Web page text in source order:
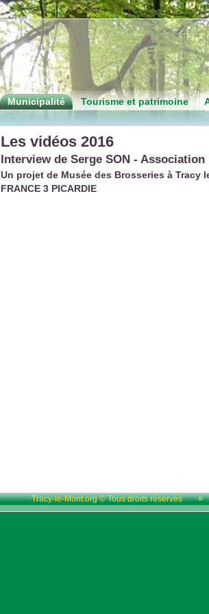
Municipalité Tourisme et patrimoine
Les vidéos 2016
Interview de Serge SON -
Un projet de Musée des Brosseries à Tracy
FRANCE 3 PICARDIE
Tracy-le-Mont.org © Tous droits réservés ¤